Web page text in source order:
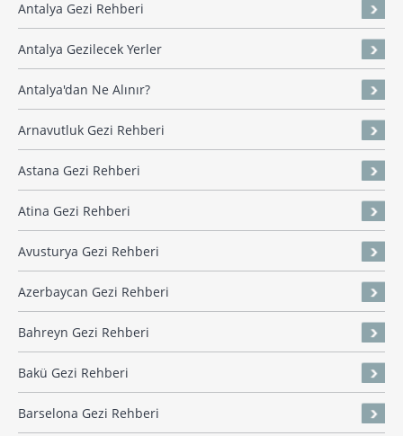
Antalya Gezi Rehberi
Antalya Gezilecek Yerler
Antalya'dan Ne Alınır?
Arnavutluk Gezi Rehberi
Astana Gezi Rehberi
Atina Gezi Rehberi
Avusturya Gezi Rehberi
Azerbaycan Gezi Rehberi
Bahreyn Gezi Rehberi
Bakü Gezi Rehberi
Barselona Gezi Rehberi